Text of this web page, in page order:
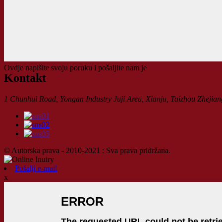
Ovdje napišite svoju poruku i pošaljite nam je
Kontakt
1 Chunhui Road, Yongan Industry Juji Area, Xianju, Taizhou
© Autorska prava - 2010-2021 : Sva prava pridržana.
Pošalji e-mail
x